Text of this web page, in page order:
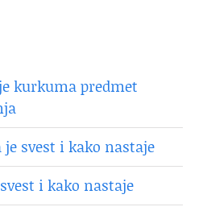
kurkuma predmet
je svest i kako nastaje
i kako nastaje